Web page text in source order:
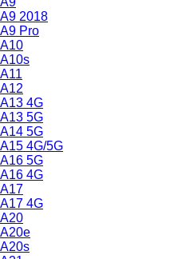
A9 2018
A9 Pro
A10
A10s
A11
A12
A13 4G
A13 5G
A14 5G
A15 4G/5G
A16 5G
A16 4G
A17
A17 4G
A20
A20e
A20s